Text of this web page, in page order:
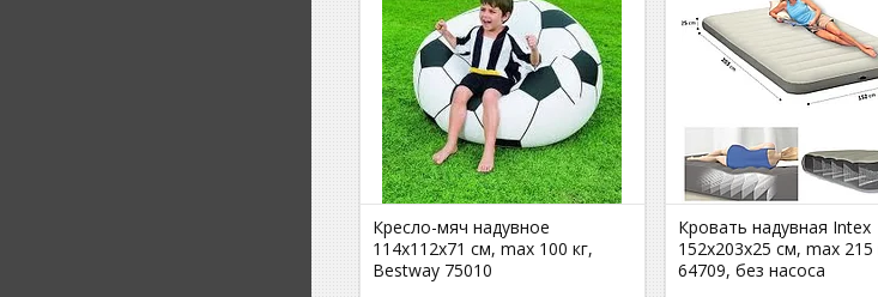
Кресло-мяч надувное
114х112х71 см, max 100 кг,
Bestway 75010
Кровать надувная Intex
152х203х25 см, max 215
64709, без насоса